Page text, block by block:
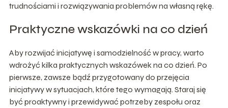
trudnościami i rozwiązywania problemów na własną rękę.
Praktyczne wskazówki na co dzień
Aby rozwijać inicjatywę i samodzielność w pracy, warto
wdrożyć kilka praktycznych wskazówek na co dzień. Po
pierwsze, zawsze bądź przygotowany do przejęcia
inicjatywy w sytuacjach, które tego wymagają. Staraj się
być proaktywny i przewidywać potrzeby zespołu oraz